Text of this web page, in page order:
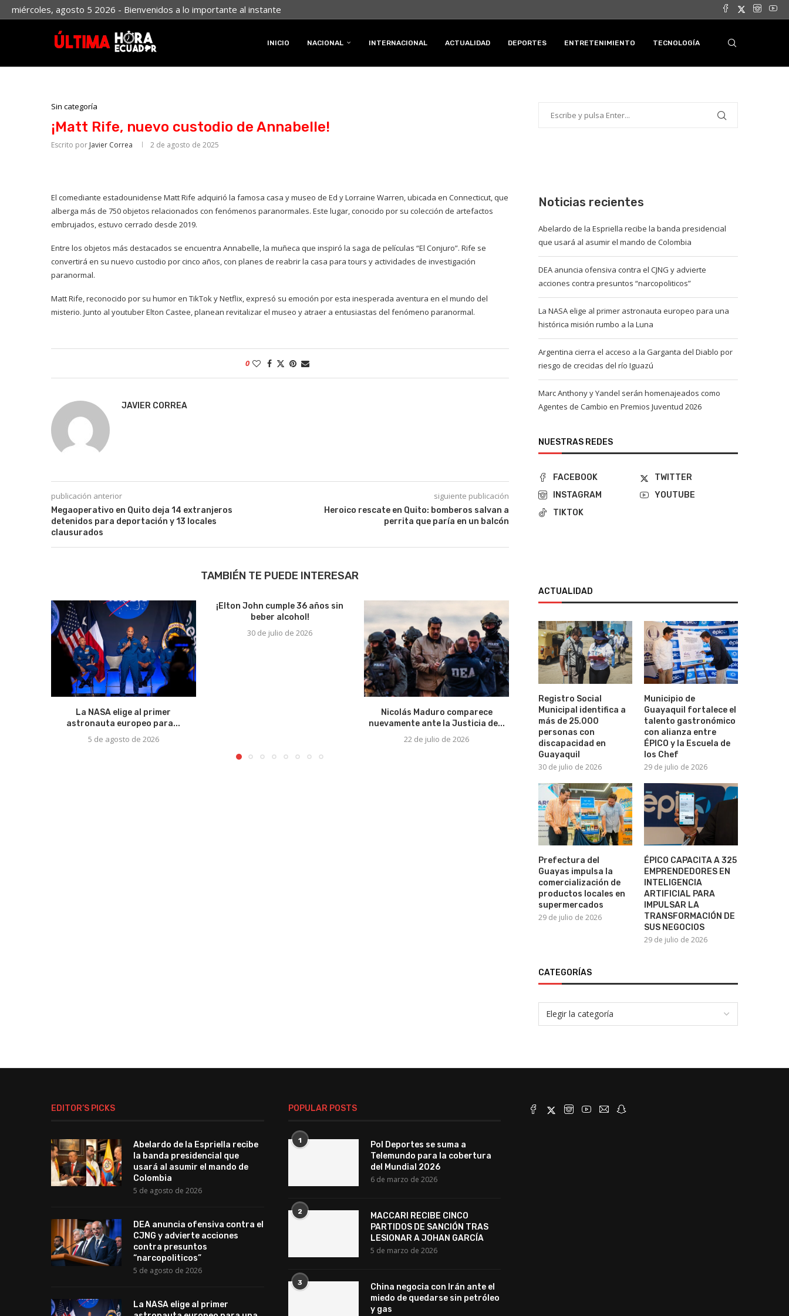
miércoles, agosto 5 2026 - Bienvenidos a lo importante al instante
INICIO NACIONAL INTERNACIONAL ACTUALIDAD DEPORTES ENTRETENIMIENTO TECNOLOGÍA
Sin categoría
¡Matt Rife, nuevo custodio de Annabelle!
Escrito por Javier Correa 2 de agosto de 2025
El comediante estadounidense Matt Rife adquirió la famosa casa y museo de Ed y Lorraine Warren, ubicada en Connecticut, que
alberga más de 750 objetos relacionados con fenómenos paranormales. Este lugar, conocido por su colección de artefactos
embrujados, estuvo cerrado desde 2019.
Entre los objetos más destacados se encuentra Annabelle, la muñeca que inspiró la saga de películas “El Conjuro”. Rife se
convertirá en su nuevo custodio por cinco años, con planes de reabrir la casa para tours y actividades de investigación
paranormal.
Matt Rife, reconocido por su humor en TikTok y Netflix, expresó su emoción por esta inesperada aventura en el mundo del
misterio. Junto al youtuber Elton Castee, planean revitalizar el museo y atraer a entusiastas del fenómeno paranormal.
0
JAVIER CORREA
publicación anterior
Megaoperativo en Quito deja 14 extranjeros
detenidos para deportación y 13 locales
clausurados
siguiente publicación
Heroico rescate en Quito: bomberos salvan a
perrita que paría en un balcón
TAMBIÉN TE PUEDE INTERESAR
La NASA elige al primer
astronauta europeo para...
5 de agosto de 2026
¡Elton John cumple 36 años sin
beber alcohol!
30 de julio de 2026
Nicolás Maduro comparece
nuevamente ante la Justicia de...
22 de julio de 2026
EE.UU. envía primer vuelo de ayuda
humanitaria a...
21 de julio de 2026
Haaland cumple 26
cuánto asciende
21 de julio de 2026
Noticias recientes
Abelardo de la Espriella recibe la banda presidencial
que usará al asumir el mando de Colombia
DEA anuncia ofensiva contra el CJNG y advierte
acciones contra presuntos “narcopoliticos”
La NASA elige al primer astronauta europeo para una
histórica misión rumbo a la Luna
Argentina cierra el acceso a la Garganta del Diablo por
riesgo de crecidas del río Iguazú
Marc Anthony y Yandel serán homenajeados como
Agentes de Cambio en Premios Juventud 2026
NUESTRAS REDES
FACEBOOK
TWITTER
INSTAGRAM
YOUTUBE
TIKTOK
ACTUALIDAD
Registro Social
Municipal identifica a
más de 25.000
personas con
discapacidad en
Guayaquil
30 de julio de 2026
Municipio de
Guayaquil fortalece el
talento gastronómico
con alianza entre
ÉPICO y la Escuela de
los Chef
29 de julio de 2026
Prefectura del
Guayas impulsa la
comercialización de
productos locales en
supermercados
29 de julio de 2026
ÉPICO CAPACITA A 325
EMPRENDEDORES EN
INTELIGENCIA
ARTIFICIAL PARA
IMPULSAR LA
TRANSFORMACIÓN DE
SUS NEGOCIOS
29 de julio de 2026
CATEGORÍAS
EDITOR’S PICKS
Abelardo de la Espriella recibe
la banda presidencial que
usará al asumir el mando de
Colombia
5 de agosto de 2026
DEA anuncia ofensiva contra el
CJNG y advierte acciones
contra presuntos
“narcopoliticos”
5 de agosto de 2026
La NASA elige al primer
POPULAR POSTS
1
Pol Deportes se suma a
Telemundo para la cobertura
del Mundial 2026
6 de marzo de 2026
2
MACCARI RECIBE CINCO
PARTIDOS DE SANCIÓN TRAS
LESIONAR A JOHAN GARCÍA
5 de marzo de 2026
3
China negocia con Irán ante el
miedo de quedarse sin petróleo
y gas